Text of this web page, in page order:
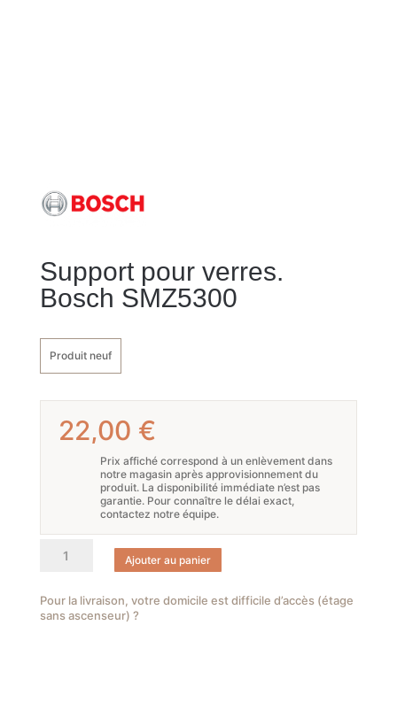
Support pour verres.
Bosch SMZ5300
Produit neuf
22,00 €
Prix affiché correspond à un enlèvement dans
notre magasin après approvisionnement du
produit. La disponibilité immédiate n’est pas
garantie. Pour connaître le délai exact,
contactez notre équipe.
pour
verres.
Ajouter au panier
Pour la livraison, votre domicile est difficile d’accès (étage
sans ascenseur) ?